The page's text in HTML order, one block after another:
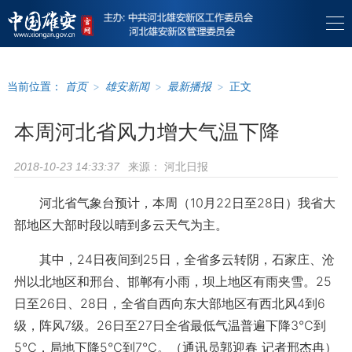
当前位置： 首页 > 雄安新闻 > 最新播报 > 正文
本周河北省风力增大气温下降
2018-10-23 14:33:37 来源： 河北日报
河北省气象台预计，本周（10月22日至28日）我省大
部地区大部时段以晴到多云天气为主。
其中，24日夜间到25日，全省多云转阴，石家庄、沧
州以北地区和邢台、邯郸有小雨，坝上地区有雨夹雪。25
日至26日、28日，全省自西向东大部地区有西北风4到6
级，阵风7级。26日至27日全省最低气温普遍下降3℃到
5℃，局地下降5℃到7℃。（通讯员郭迎春 记者邢杰冉）